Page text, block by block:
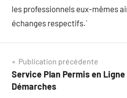
les professionnels eux-mêmes
échanges respectifs.`
Navigation
de
Publication précédente
Service Plan Permis en
Démarches